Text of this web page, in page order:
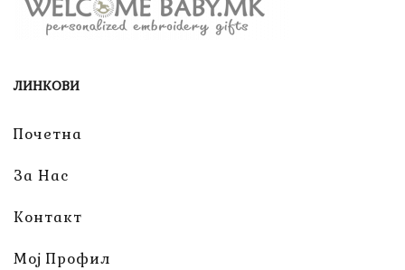
ЛИНКОВИ
Почетна
За Нас
Контакт
Мој Профил